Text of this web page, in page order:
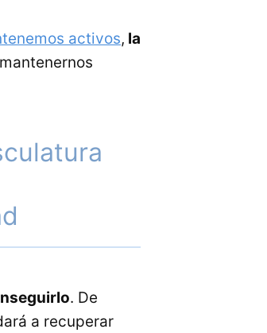
activos, la
. De
a recuperar